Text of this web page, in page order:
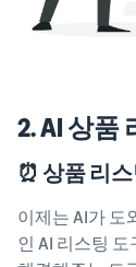
2. AI 상품
⏰ 상품 리
이제는 AI가 도
인 AI 리스팅 도